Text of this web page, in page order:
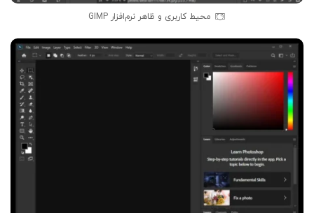
محیط کاربری و ظاهر نرم‌افزار GIMP